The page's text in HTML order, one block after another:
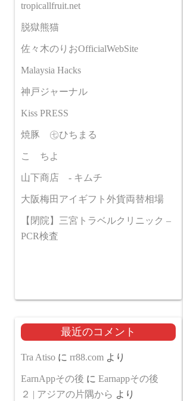
tropicallfruit.net
脱獄熊猫
佐々木のりおOfficialWebSite
Malaysia Hacks
神戸ジャーナル
Kiss PRESS
焼豚 ㊆ひちまる
こゝちよ
山下商店 - キムチ
大阪梅田アイギフト外貨両替相場
【閉院】三宮トラベルクリニック –
PCR検査
最近のコメント
Tra Atiso に rr88.com より
EarnAppその後 に Earnappその後
２ | アジアの片隅から より